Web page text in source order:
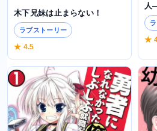
木下兄妹は止まらない！
ラブストーリー
★ 4.5
★